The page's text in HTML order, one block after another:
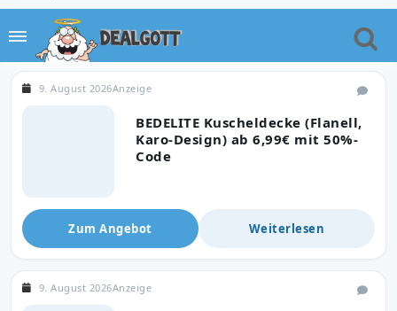
BEDELITE Kuscheldecke (Flanell,
Karo-Design) ab 6,99€ mit 50%-
Code
9. August 2026Anzeige
Zum Angebot Weiterlesen
9. August 2026Anzeige